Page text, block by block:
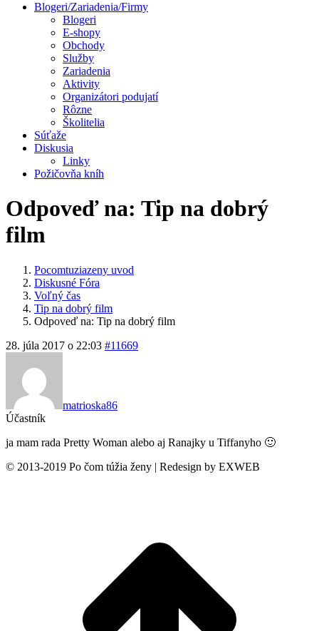
Blogeri/Zariadenia/Firmy
Blogeri
E-shopy
Obchody
Služby
Zariadenia
Aktivity
Organizátori podujatí
Rôzne
Školitelia
Súťaže
Diskusia
Linky
Požičovňa kníh
Odpoveď na: Tip na dobrý
film
Pocomtuziazeny uvod
Diskusné Fóra
Voľný čas
Tip na dobrý film
Odpoveď na: Tip na dobrý film
28. júla 2017 o 22:03 #11669
matrioska86
Účastník
ja mam rada Pretty Woman alebo aj Ranajky u Tiffanyho 🙂
© 2013-2019 Po čom túžia ženy | Redesign by EXWEB